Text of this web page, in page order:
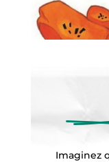
Imaginez